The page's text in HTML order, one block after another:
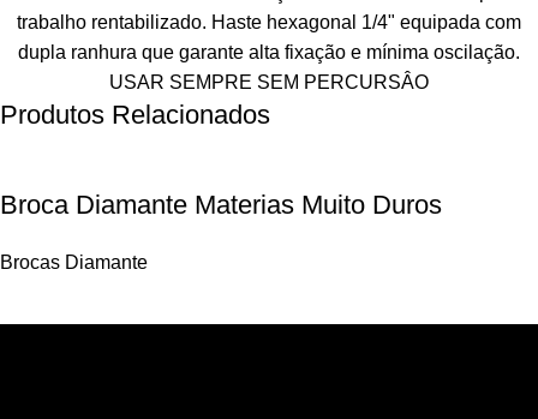
Produtos Relacionados
Broca Diamante Materias Muito Duros
Brocas Diamante